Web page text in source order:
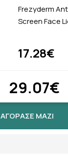
Frezyderm
Screen Face
17.28€
29.07€
ΑΓΟΡΑΣΕ ΜΑΖΙ